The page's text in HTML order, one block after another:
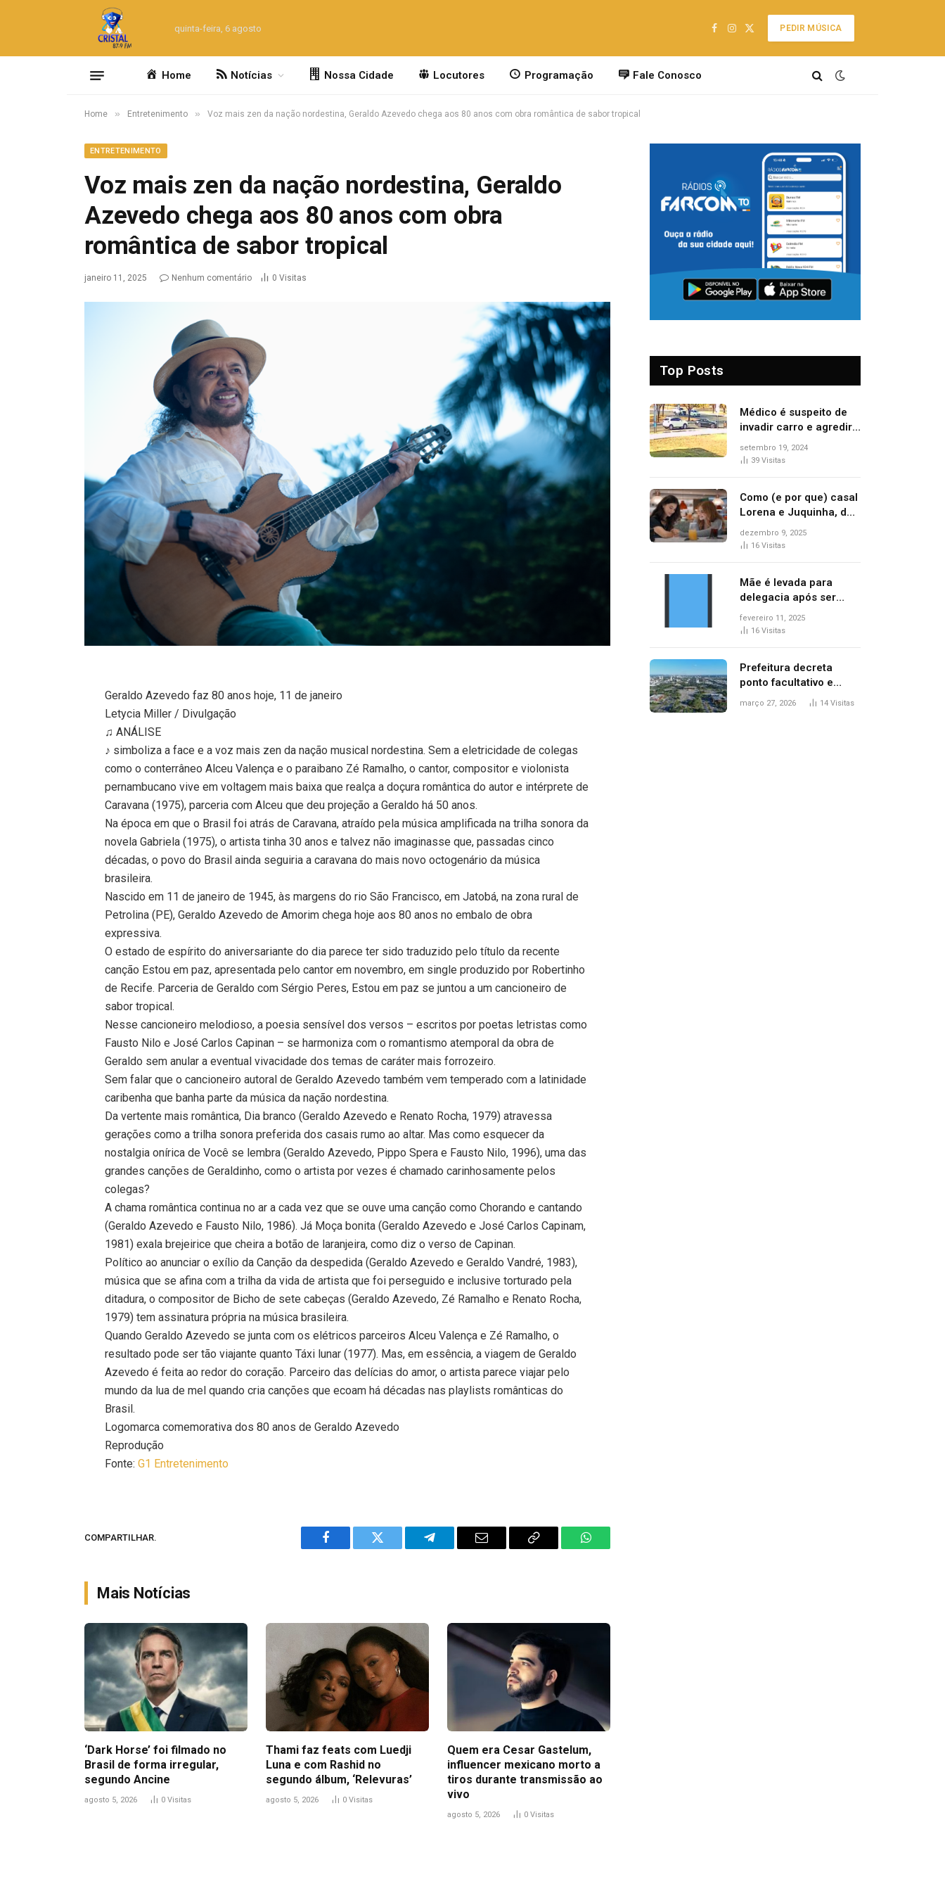
quinta-feira, 6 agosto
Facebook
Instagram
X
PEDIR MÚSICA
Home Notícias Nossa Cidade Locutores Programação Fale Conosco
Home » Entretenimento » Voz mais zen da nação nordestina, Geraldo Azevedo chega aos 80 anos com obra romântica de sabor tropical
ENTRETENIMENTO
Voz mais zen da nação nordestina, Geraldo
Azevedo chega aos 80 anos com obra
romântica de sabor tropical
janeiro 11, 2025 Nenhum comentário 0 Visitas
Geraldo Azevedo faz 80 anos hoje, 11 de janeiro
Letycia Miller / Divulgação
♫ ANÁLISE
♪ simboliza a face e a voz mais zen da nação musical nordestina. Sem a eletricidade de colegas
como o conterrâneo Alceu Valença e o paraibano Zé Ramalho, o cantor, compositor e violonista
pernambucano vive em voltagem mais baixa que realça a doçura romântica do autor e intérprete de
Caravana (1975), parceria com Alceu que deu projeção a Geraldo há 50 anos.
Na época em que o Brasil foi atrás de Caravana, atraído pela música amplificada na trilha sonora da
novela Gabriela (1975), o artista tinha 30 anos e talvez não imaginasse que, passadas cinco
décadas, o povo do Brasil ainda seguiria a caravana do mais novo octogenário da música
brasileira.
Nascido em 11 de janeiro de 1945, às margens do rio São Francisco, em Jatobá, na zona rural de
Petrolina (PE), Geraldo Azevedo de Amorim chega hoje aos 80 anos no embalo de obra
expressiva.
O estado de espírito do aniversariante do dia parece ter sido traduzido pelo título da recente
canção Estou em paz, apresentada pelo cantor em novembro, em single produzido por Robertinho
de Recife. Parceria de Geraldo com Sérgio Peres, Estou em paz se juntou a um cancioneiro de
sabor tropical.
Nesse cancioneiro melodioso, a poesia sensível dos versos – escritos por poetas letristas como
Fausto Nilo e José Carlos Capinan – se harmoniza com o romantismo atemporal da obra de
Geraldo sem anular a eventual vivacidade dos temas de caráter mais forrozeiro.
Sem falar que o cancioneiro autoral de Geraldo Azevedo também vem temperado com a latinidade
caribenha que banha parte da música da nação nordestina.
Da vertente mais romântica, Dia branco (Geraldo Azevedo e Renato Rocha, 1979) atravessa
gerações como a trilha sonora preferida dos casais rumo ao altar. Mas como esquecer da
nostalgia onírica de Você se lembra (Geraldo Azevedo, Pippo Spera e Fausto Nilo, 1996), uma das
grandes canções de Geraldinho, como o artista por vezes é chamado carinhosamente pelos
colegas?
A chama romântica continua no ar a cada vez que se ouve uma canção como Chorando e cantando
(Geraldo Azevedo e Fausto Nilo, 1986). Já Moça bonita (Geraldo Azevedo e José Carlos Capinam,
1981) exala brejeirice que cheira a botão de laranjeira, como diz o verso de Capinan.
Político ao anunciar o exílio da Canção da despedida (Geraldo Azevedo e Geraldo Vandré, 1983),
música que se afina com a trilha da vida de artista que foi perseguido e inclusive torturado pela
ditadura, o compositor de Bicho de sete cabeças (Geraldo Azevedo, Zé Ramalho e Renato Rocha,
1979) tem assinatura própria na música brasileira.
Quando Geraldo Azevedo se junta com os elétricos parceiros Alceu Valença e Zé Ramalho, o
resultado pode ser tão viajante quanto Táxi lunar (1977). Mas, em essência, a viagem de Geraldo
Azevedo é feita ao redor do coração. Parceiro das delícias do amor, o artista parece viajar pelo
mundo da lua de mel quando cria canções que ecoam há décadas nas playlists românticas do
Brasil.
Logomarca comemorativa dos 80 anos de Geraldo Azevedo
Reprodução
Fonte:G1 Entretenimento
COMPARTILHAR.
Facebook Twitter Telegram Email
Copy
WhatsApp
Mais Notícias
‘Dark Horse’ foi filmado no
Brasil de forma irregular,
segundo Ancine
agosto 5, 2026 0 Visitas
Thami faz feats com Luedji
Luna e com Rashid no
segundo álbum, ‘Relevuras’
agosto 5, 2026 0 Visitas
Quem era Cesar Gastelum,
influencer mexicano morto a
tiros durante transmissão ao
vivo
agosto 5, 2026 0 Visitas
Top Posts
Médico é suspeito de
invadir carro e agredir
delegado aposentado
durante confusão no
setembro 19, 2024
39 Visitas
Como (e por que) casal
Lorena e Juquinha, de
‘Três Graças’, ganhou
repercussão
dezembro 9, 2025
16 Visitas
Mãe é levada para
delegacia após ser
denunciada por maus-
tratos contra dois
fevereiro 11, 2025
16 Visitas
Prefeitura decreta
ponto facultativo e
servidores públicos
março 27, 2026 14 Visitas